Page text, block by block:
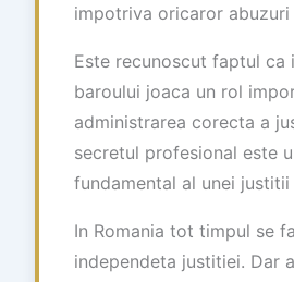
impotriva oricaror abuzuri
Este recunoscut faptul ca
baroului joaca un rol
administrarea corecta a
secretul profesional este
fundamental al unei
In Romania tot timpul se
independeta justitiei. Dar